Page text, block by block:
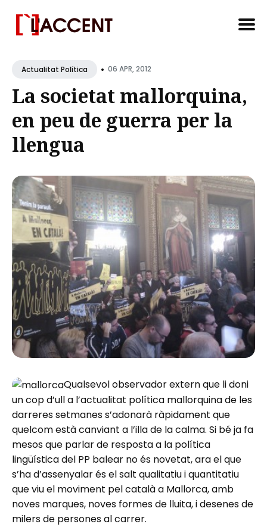
forActualitat Política • 06 APR, 2012
La societat mallorquina,
en peu de guerra per la
llengua
Qualsevol observador extern que li doni
un cop d’ull a l’actualitat política mallorquina de les
darreres setmanes s’adonarà ràpidament que
quelcom està canviant a l’illa de la calma. Si bé ja fa
mesos que parlar de resposta a la política
lingüística del PP balear no és novetat, ara el que
s’ha d’assenyalar és el salt qualitatiu i quantitatiu
que viu el moviment pel català a Mallorca, amb
noves marques, noves formes de lluita, i desenes de
milers de persones al carrer.